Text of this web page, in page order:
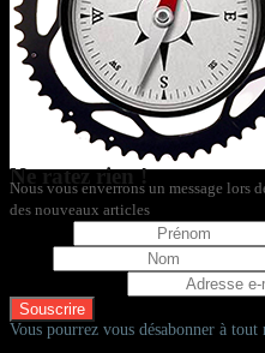
Ne ratez rien !
Nous vous enverrons un message lors
des nouveaux articles
Vous pourrez vous désabonner à tout